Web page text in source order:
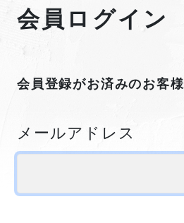
会員ログイン
会員登録がお済みのお客様
メールアドレス